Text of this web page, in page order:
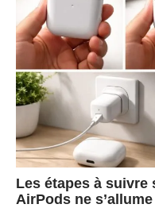
Les étapes à
AirPods ne